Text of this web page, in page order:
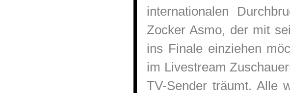
internationalen
Zocker Asmo, der mit
ins Finale einziehen
im Livestream
TV-Sender träumt. Alle